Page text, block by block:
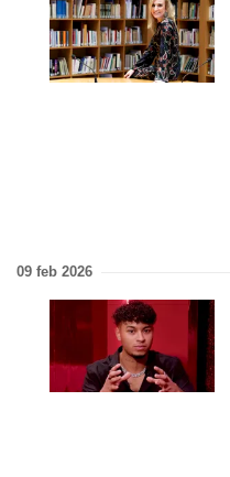
09 feb 2026